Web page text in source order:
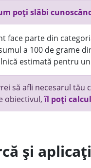
poți slăbi
face parte din
a 100 de grame
estimată pentru un
să afli necesarul tău
obiectivul,îl poți
și